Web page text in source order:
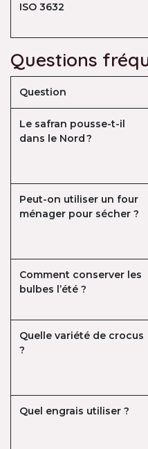
ISO 3632
Questions
Question
Le safran pousse-t-il
dans le Nord ?
Peut-on utiliser un four
ménager pour sécher ?
Comment conserver les
bulbes l’été ?
Quelle variété de crocus
?
Quel engrais utiliser ?